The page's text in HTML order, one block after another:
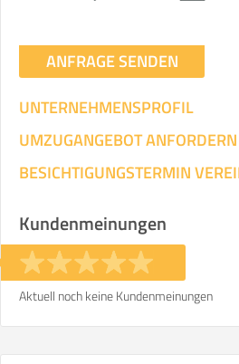
Ihre Angaben:
am
Wohnfläche:m² Entfernung:
Gewicht: kg
ANFRAGE SENDEN
UNTERNEHMENSPROFIL
UMZUGANGEBOT ANFORDERN
BESICHTIGUNGSTERMIN
Kundenmeinungen
Aktuell noch keine Kundenmeinungen